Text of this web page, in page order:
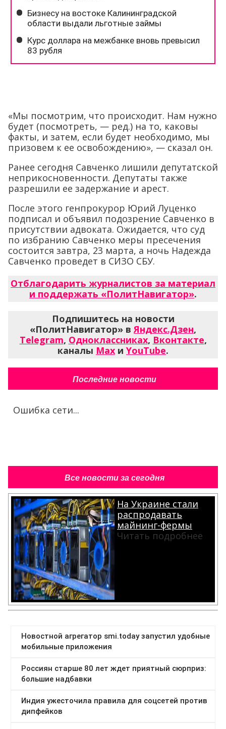
«Мы посмотрим, что происходит. Нам нужно
будет (посмотреть, — ред.) на то, каковы
факты, и затем, если будет необходимо, мы
призовем к ее освобождению», — сказал он.
Ранее сегодня Савченко лишили депутатской
неприкосновенности. Депутаты также
разрешили ее задержание и арест.
После этого генпрокурор Юрий Луценко
подписал и объявил подозрение Савченко в
присутствии адвоката. Ожидается, что суд
по избранию Савченко меры пресечения
состоится завтра, 23 марта, а ночь Надежда
Савченко проведет в СИЗО СБУ.
Отблагодарить журналистов за материал
и поддержать «ПолитНавигатор».
Подпишитесь на новости
«ПолитНавигатор» вЯндекс.Дзен,
Telegram, Одноклассниках, Вконтакте,
каналы Max и YouTube.
Последние новости
Ошибка сети...
Все новости за сегодня
На Украине стали
распродавать
майнинг-фермы
Читать подробнее